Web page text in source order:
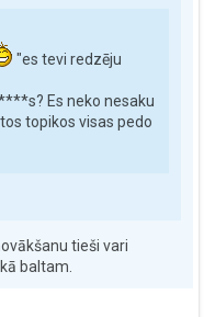
"es tevi redzēju
Es neko nesaku
topikos visas pedo
tieši vari
baltam.